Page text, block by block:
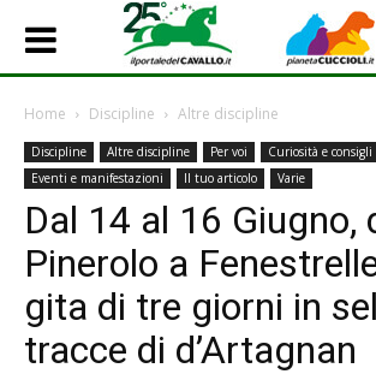
Home Discipline Altre discipline
Discipline Altre discipline Per voi Curiosità e consigli
Eventi e manifestazioni
Il tuo articolo Varie
Dal 14 al 16 Giugno,
Pinerolo a
gita di tre giorni in
tracce di d’Artagnan